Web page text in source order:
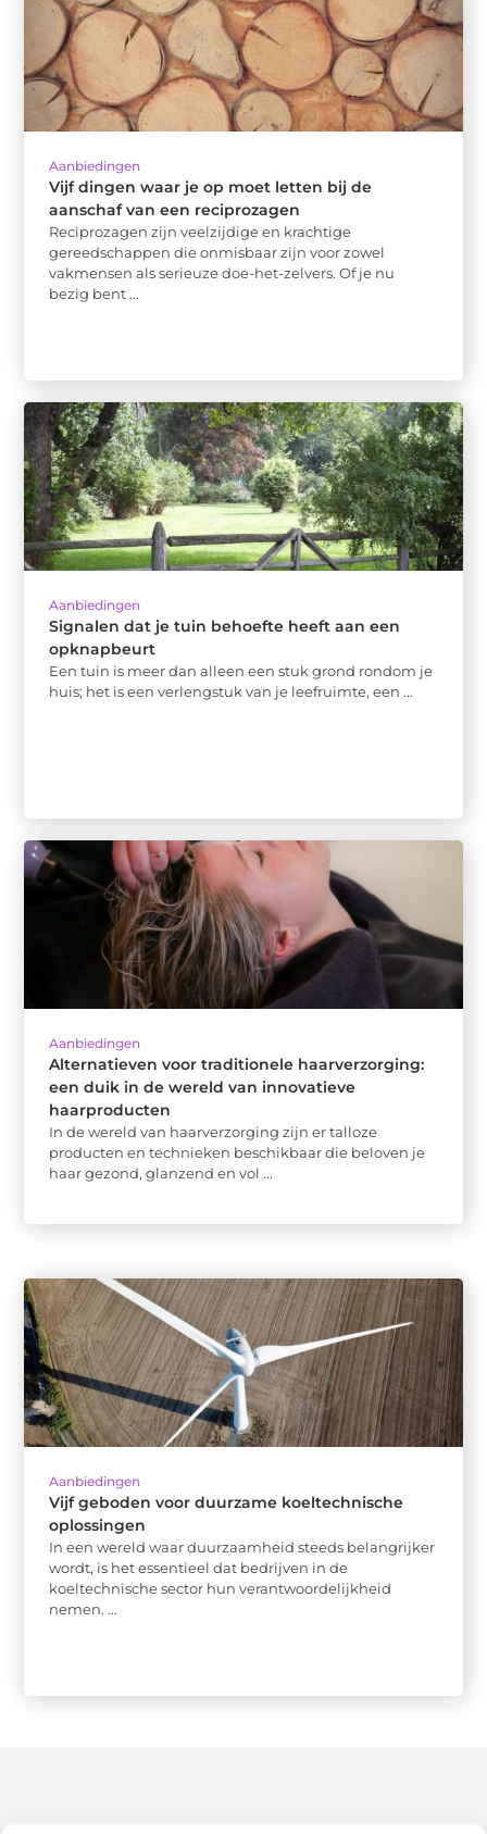
Aanbiedingen
Vijf dingen waar je op moet letten bij de
aanschaf van een reciprozagen
Reciprozagen zijn veelzijdige en krachtige
gereedschappen die onmisbaar zijn voor zowel
vakmensen als serieuze doe-het-zelvers. Of je nu
bezig bent ...
Aanbiedingen
Signalen dat je tuin behoefte heeft aan een
opknapbeurt
Een tuin is meer dan alleen een stuk grond rondom je
huis; het is een verlengstuk van je leefruimte, een ...
Aanbiedingen
Alternatieven voor traditionele haarverzorging:
een duik in de wereld van innovatieve
haarproducten
In de wereld van haarverzorging zijn er talloze
producten en technieken beschikbaar die beloven je
haar gezond, glanzend en vol ...
Aanbiedingen
Vijf geboden voor duurzame koeltechnische
oplossingen
In een wereld waar duurzaamheid steeds belangrijker
wordt, is het essentieel dat bedrijven in de
koeltechnische sector hun verantwoordelijkheid
nemen. ...